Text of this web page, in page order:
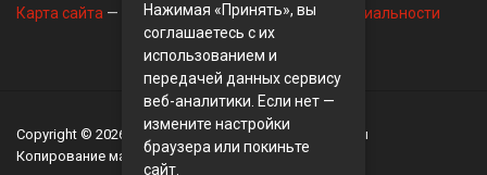
Карта сайта — Контакты— Политика конфиденциальности
Copyright © 2026 BusinessMix- Экономика и финансы
Копирование материалов разрешается, только с
Нажимая «Принять», вы
соглашаетесь с их
использованием и
передачей данных сервису
веб-аналитики. Если нет —
измените настройки
браузера или покиньте
сайт.